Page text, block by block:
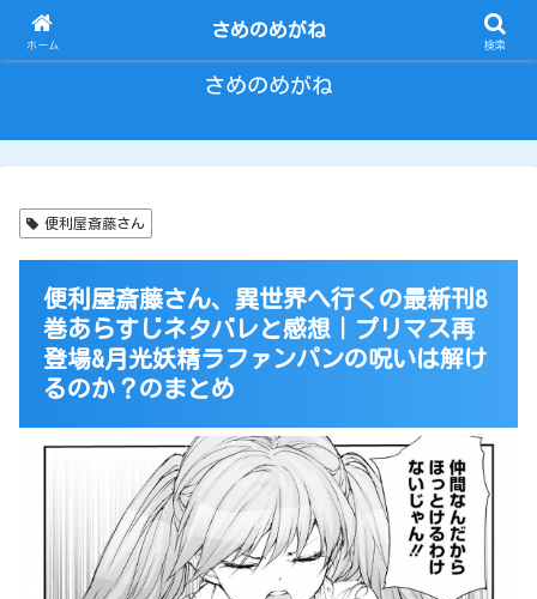
とにかく いろいろ ひとりごと。
さめのめがね
便利屋斎藤さん
便利屋斎藤さん、異世界へ行くの最新刊8
巻あらすじネタバレと感想｜プリマス再
登場&月光妖精ラファンパンの呪いは解け
るのか？のまとめ
ホーム
さめのめがね
検索